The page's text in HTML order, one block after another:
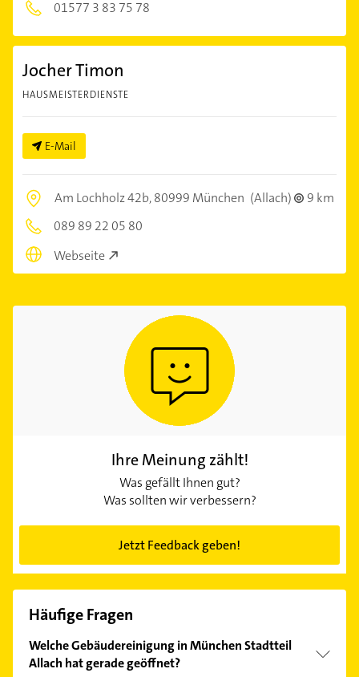
01577 3 83 75 78
Jocher Timon
HAUSMEISTERDIENSTE
E-Mail
Am Lochholz 42b,80999 München (Allach)
9 km
089 89 22 05 80
Webseite
Ihre Meinung zählt!
Was gefällt Ihnen gut?
Was sollten wir verbessern?
Jetzt Feedback geben!
Häufige Fragen
Welche Gebäudereinigung in München Stadtteil
Allach hat gerade geöffnet?